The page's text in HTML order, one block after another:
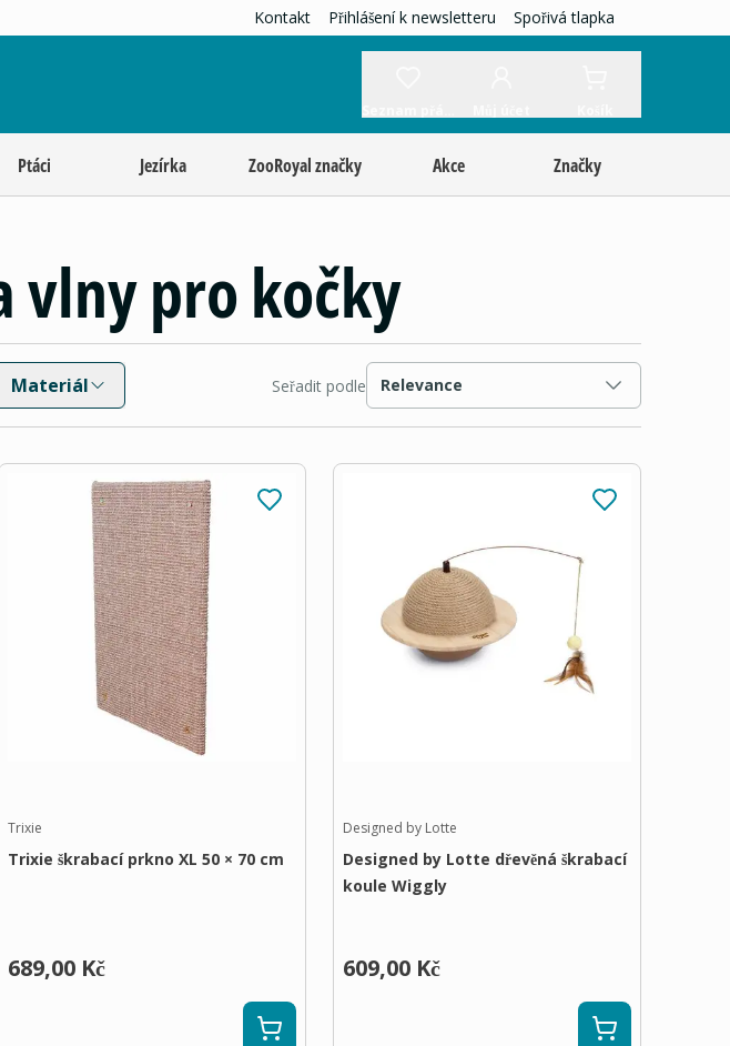
Kontakt Přihlášení k newsletteru Spořivá tlapka
Ptáci Jezírka ZooRoyal značky Akce Značky
vlny pro kočky
Materiál Seřadit podle Relevance
Trixie
Trixie škrabací prkno XL 50 × 70 cm
689,00 Kč
Designed by Lotte
Designed by Lotte dřevěná škrabací
koule Wiggly
609,00 Kč